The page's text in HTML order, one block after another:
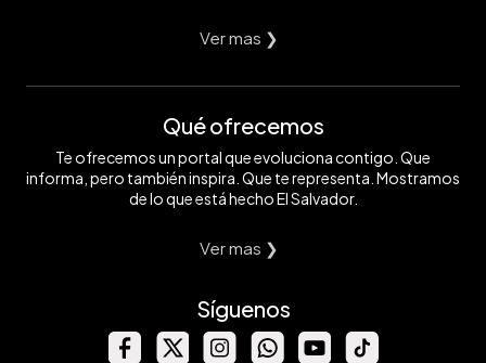
Ver mas ❯
Qué ofrecemos
Te ofrecemos un portal que evoluciona contigo. Que
informa, pero también inspira. Que te representa. Mostramos
de lo que está hecho El Salvador.
Ver mas ❯
Síguenos